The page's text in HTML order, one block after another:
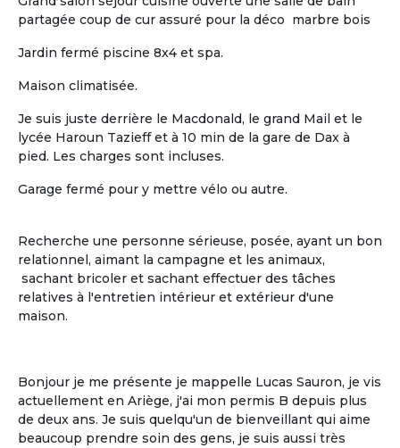
partagée coup de cur assuré pour la déco marbre bois
Jardin fermé piscine 8x4 et spa.
Maison climatisée.
Je suis juste derrière le Macdonald, le grand Mail et le
lycée Haroun Tazieff et à 10 min de la gare de Dax à
pied. Les charges sont incluses.
Garage fermé pour y mettre vélo ou autre.
Recherche une personne sérieuse, posée, ayant un bon
relationnel, aimant la campagne et les animaux,
sachant bricoler et sachant effectuer des tâches
relatives à l'entretien intérieur et extérieur d'une
maison.
Bonjour je me présente je mappelle Lucas Sauron, je vis
actuellement en Ariège, j'ai mon permis B depuis plus
de deux ans. Je suis quelqu'un de bienveillant qui aime
beaucoup prendre soin des gens, je suis aussi très
sein d'un habitat groupé à taille
La gestion libre